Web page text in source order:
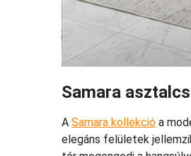
Samara
A Samara kollekció a
elegáns felületek